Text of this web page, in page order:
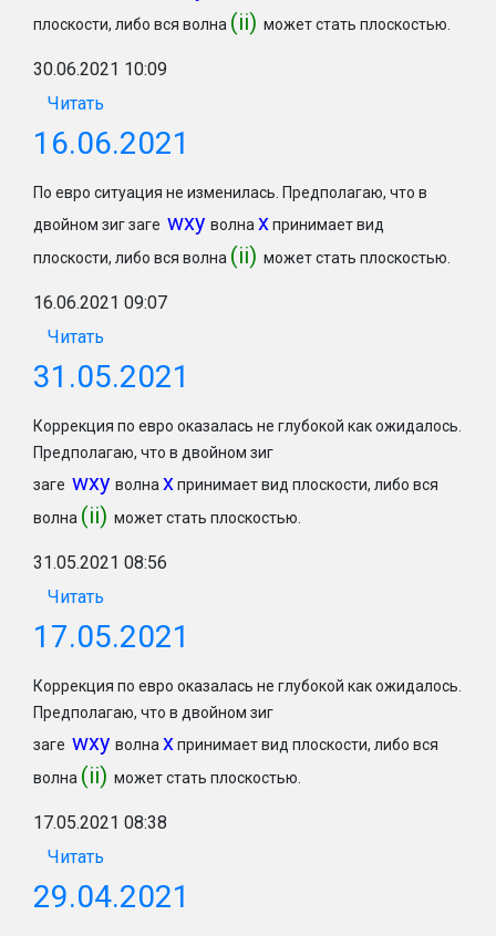
плоскости, либо вся волна (ii) может стать плоскостью.
30.06.2021 10:09
Читать
16.06.2021
По евро ситуация не изменилась. Предполагаю, что в
двойном зиг заге wxy волнаxпринимает вид
плоскости, либо вся волна (ii) может стать плоскостью.
16.06.2021 09:07
Читать
31.05.2021
Коррекция по евро оказалась не глубокой как ожидалось.
Предполагаю, что в двойном зиг
заге wxy волнаxпринимает вид плоскости, либо вся
волна (ii) может стать плоскостью.
31.05.2021 08:56
Читать
17.05.2021
Коррекция по евро оказалась не глубокой как ожидалось.
Предполагаю, что в двойном зиг
заге wxy волнаxпринимает вид плоскости, либо вся
волна (ii) может стать плоскостью.
17.05.2021 08:38
Читать
29.04.2021